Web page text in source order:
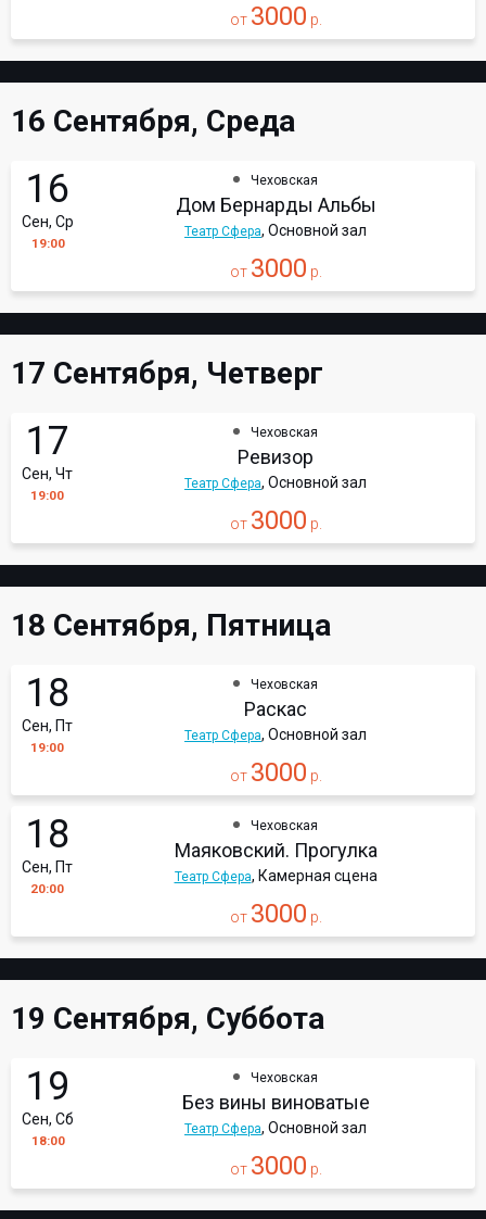
от 3000 р.
16 Сентября, Среда
16
Сен, Ср
19:00
Чеховская
Дом Бернарды Альбы
Театр Сфера, Основной зал
от 3000 р.
17 Сентября, Четверг
17
Сен, Чт
19:00
Чеховская
Ревизор
Театр Сфера, Основной зал
от 3000 р.
18 Сентября, Пятница
18
Сен, Пт
19:00
Чеховская
Раскас
Театр Сфера, Основной зал
от 3000 р.
18
Сен, Пт
20:00
Чеховская
Маяковский. Прогулка
Театр Сфера, Камерная сцена
от 3000 р.
19 Сентября, Суббота
19
Сен, Сб
18:00
Чеховская
Без вины виноватые
Театр Сфера, Основной зал
от 3000 р.